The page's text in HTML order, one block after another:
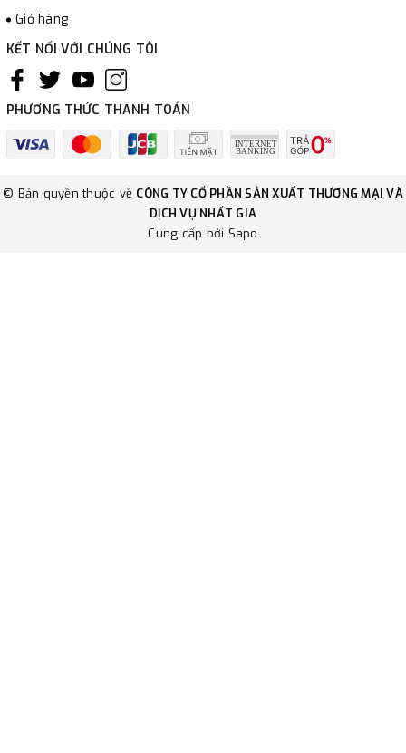
Giỏ hàng
KẾT NỐI VỚI CHÚNG TÔI
PHƯƠNG THỨC THANH TOÁN
© Bản quyền thuộc về CÔNG TY CỔ PHẦN SẢN XUẤT THƯƠNG MẠI VÀ
DỊCH VỤ NHẤT GIA
Cung cấp bởi Sapo